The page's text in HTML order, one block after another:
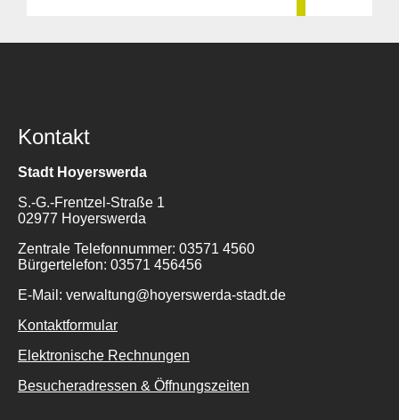
Kontakt
Stadt Hoyerswerda
S.-G.-Frentzel-Straße 1
02977 Hoyerswerda
Zentrale Telefonnummer: 03571 4560
Bürgertelefon: 03571 456456
E-Mail: verwaltung@hoyerswerda-stadt.de
Kontaktformular
Elektronische Rechnungen
Besucheradressen & Öffnungszeiten